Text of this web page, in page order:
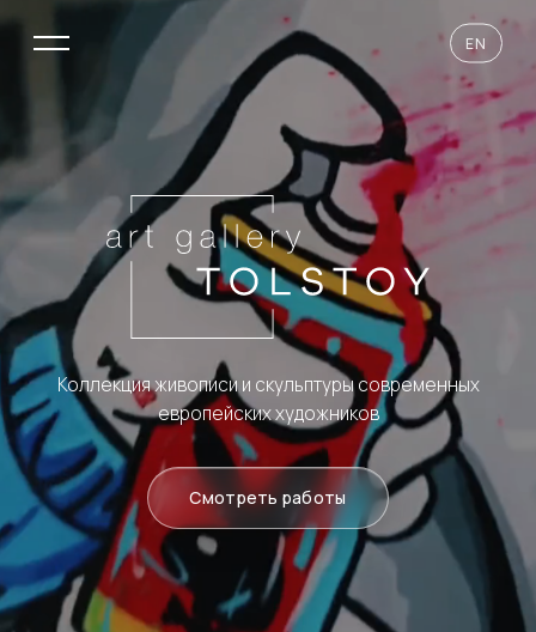
EN
Коллекция живописи и скульптуры современных
европейских художников
Смотреть работы